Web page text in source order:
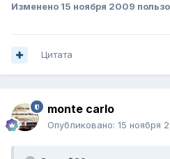
Изменено 15 ноября 2009
Цитата
monte carlo
Опубликовано: 15 ноября